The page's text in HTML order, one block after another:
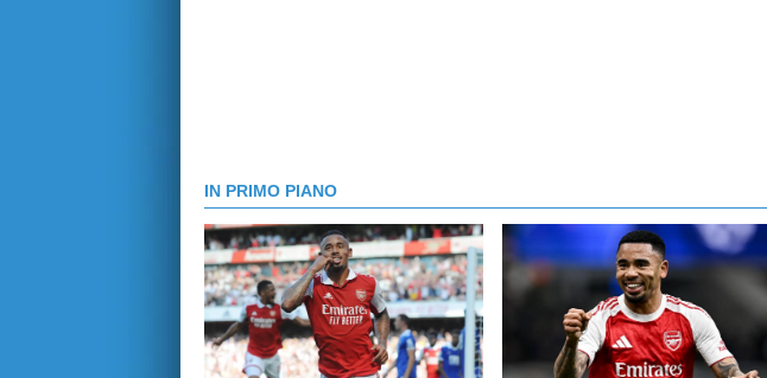
IN PRIMO PIANO